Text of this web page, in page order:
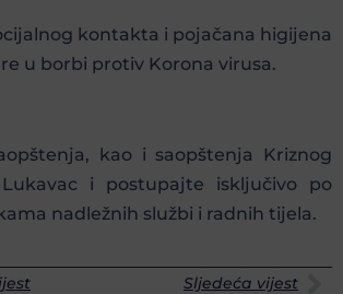
kontakta i pojačana higijena
u borbi protiv Korona virusa.
kao i saopštenja Kriznog
i postupajte isključivo po
nadležnih službi i radnih tijela.
Sljedeća vijest